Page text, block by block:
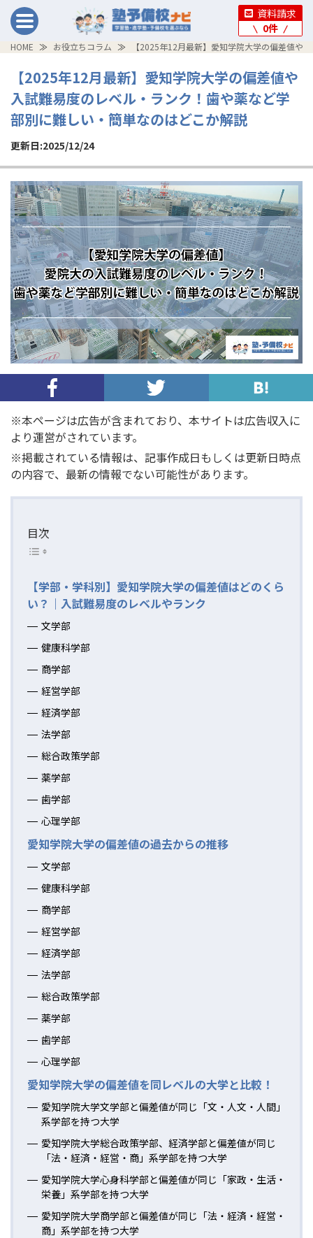
資料請求
0件
HOME お役立ちコラム 【2025年12月最新】愛知学院大学の偏差値や
【2025年12月最新】愛知学院大学の偏差値や
入試難易度のレベル・ランク！歯や薬など学
部別に難しい・簡単なのはどこか解説
更新日:2025/12/24
※本ページは広告が含まれており、本サイトは広告収入に
より運営がされています。
※掲載されている情報は、記事作成日もしくは更新日時点
の内容で、最新の情報でない可能性があります。
目次
【学部・学科別】愛知学院大学の偏差値はどのくら
い？｜入試難易度のレベルやランク
文学部
健康科学部
商学部
経営学部
経済学部
法学部
総合政策学部
薬学部
歯学部
心理学部
愛知学院大学の偏差値の過去からの推移
文学部
健康科学部
商学部
経営学部
経済学部
法学部
総合政策学部
薬学部
歯学部
心理学部
愛知学院大学の偏差値を同レベルの大学と比較！
愛知学院大学文学部と偏差値が同じ「文・人文・人間」
系学部を持つ大学
愛知学院大学総合政策学部、経済学部と偏差値が同じ
「法・経済・経営・商」系学部を持つ大学
愛知学院大学心身科学部と偏差値が同じ「家政・生活・
栄養」系学部を持つ大学
愛知学院大学商学部と偏差値が同じ「法・経済・経営・
商」系学部を持つ大学